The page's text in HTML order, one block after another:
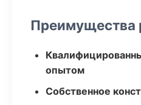
Преимущества
опытом
Собственное